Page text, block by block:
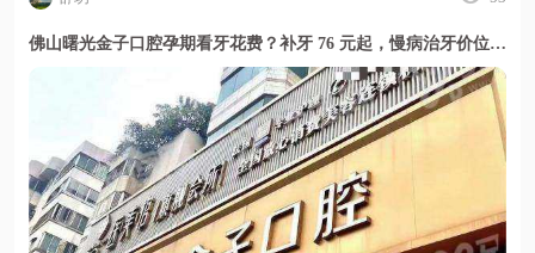
佛山曙光金子口腔孕期看牙花费？补牙 76 元起，慢病治牙价位透明且安心